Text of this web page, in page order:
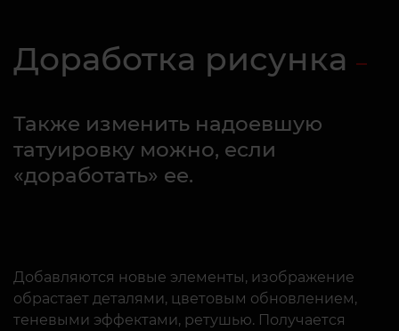
Доработка рисунка
Также изменить надоевшую
татуировку можно, если
«доработать» ее.
Добавляются новые элементы, изображение
обрастает деталями, цветовым обновлением,
теневыми эффектами, ретушью. Получается